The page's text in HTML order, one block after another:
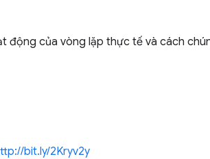
động của vòng lặp thực tế và cách
bit.ly/2Kryv2y